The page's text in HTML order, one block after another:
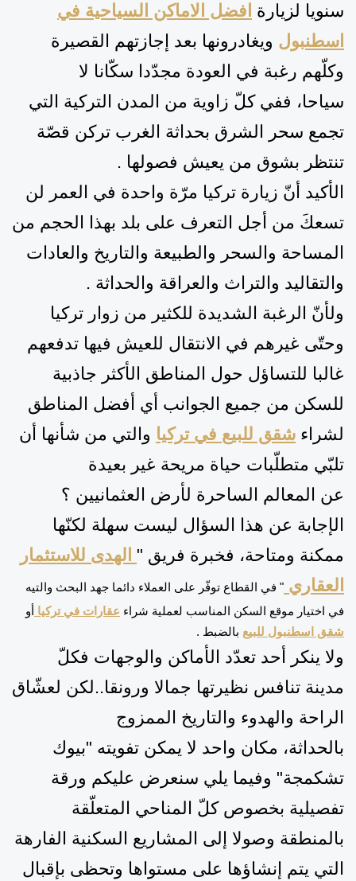
سنويا لزيارة افضل الاماكن السياحية في
اسطنبول ويغادرونها بعد إجازتهم القصيرة
وكلّهم رغبة في العودة مجدّدا سكّانا لا
سياحا، ففي كلّ زاوية من المدن التركية التي
تجمع سحر الشرق بحداثة الغرب تركن قصّة
تنتظر بشوق من يعيش فصولها .
الأكيد أنّ زيارة تركيا مرّة واحدة في العمر لن
تسعكَ من أجل التعرف على بلد بهذا الحجم من
المساحة والسحر والطبيعة والتاريخ والعادات
والتقاليد والتراث والعراقة والحداثة .
ولأنّ الرغبة الشديدة للكثير من زوار تركيا
وحتّى غيرهم في الانتقال للعيش فيها تدفعهم
غالبا للتساؤل حول المناطق الأكثر جاذبية
للسكن من جميع الجوانب أي أفضل المناطق
لشراء شقق للبيع في تركيا والتي من شأنها أن
تلبّي متطلّبات حياة مريحة غير بعيدة
عن المعالم الساحرة لأرض العثمانيين ؟
الإجابة عن هذا السؤال ليست سهلة لكنّها
ممكنة ومتاحة، فخبرة فريق " الهدى للاستثمار
العقاري " في القطاع توفّر على العملاء دائما جهد البحث والتيه
في اختيار موقع السكن المناسب لعملية شراء عقارات في تركيا أو
شقق اسطنبول للبيع بالضبط .
ولا ينكر أحد تعدّد الأماكن والوجهات فكلّ
مدينة تنافس نظيرتها جمالا ورونقا..لكن لعشّاق
الراحة والهدوء و التاريخ الممزوج
بالحداثة، مكان واحد لا يمكن تفويته "بيوك
تشكمجة" وفيما يلي سنعرض عليكم ورقة
تفصيلية بخصوص كلّ المناحي المتعلّقة
بالمنطقة وصولا إلى المشاريع السكنية الفارهة
التي يتم إنشاؤها على مستواها وتحظى بإقبال